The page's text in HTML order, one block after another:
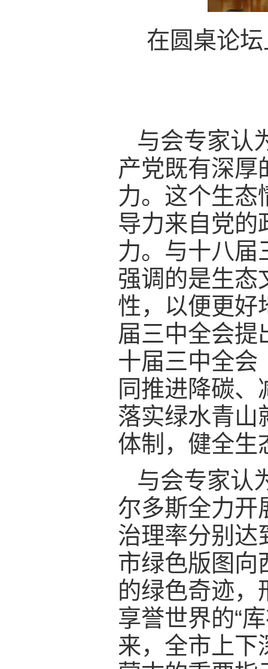
在圆桌论
与会专家认
产党既有深厚
力。这个生态
导力来自党的
力。与十八届
强调的是生态
性，以便更好
届三中全会提
十届三中全会
同推进降碳
落实绿水青山
体制，健全生
与会专家认
尔多斯全力开
治理率分别达
市绿色版图向
的绿色奇迹，
享誉世界的“
来，全市上下